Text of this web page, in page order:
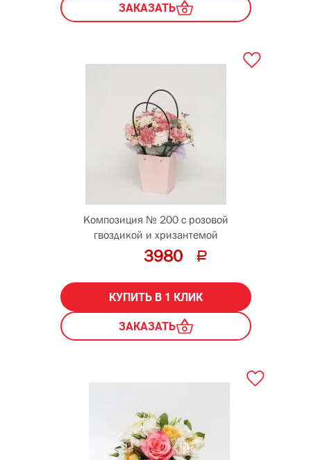
ЗАКАЗАТЬ
Композиция № 200 с розовой
гвоздикой и хризантемой
3980
КУПИТЬ В 1 КЛИК
ЗАКАЗАТЬ